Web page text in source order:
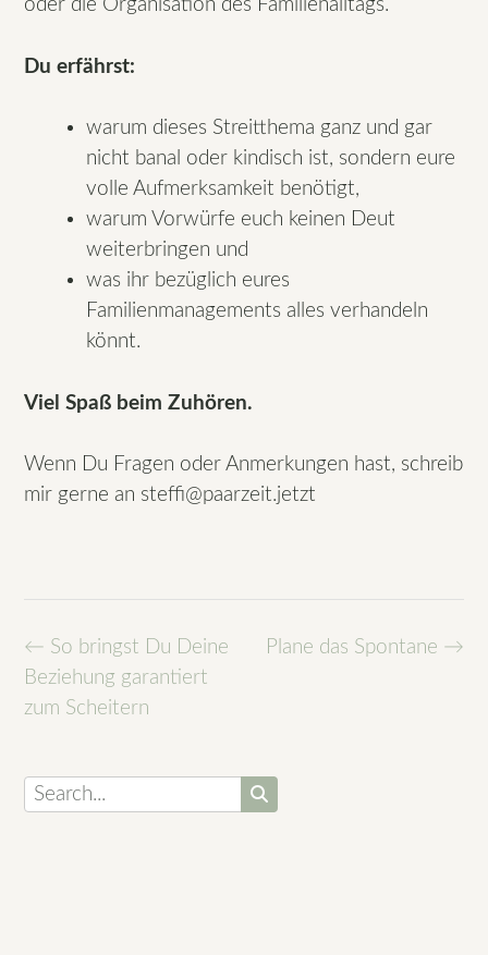
oder die Organisation des Familienalltags.
Du erfährst:
warum dieses Streitthema ganz und gar
nicht banal oder kindisch ist, sondern eure
volle Aufmerksamkeit benötigt,
warum Vorwürfe euch keinen Deut
weiterbringen und
was ihr bezüglich eures
Familienmanagements alles verhandeln
könnt.
Viel Spaß beim Zuhören.
Wenn Du Fragen oder Anmerkungen hast, schreib
mir gerne an steffi@paarzeit.jetzt
Post
navigation
Plane das Spontane →
← So bringst Du Deine
Beziehung garantiert
zum Scheitern